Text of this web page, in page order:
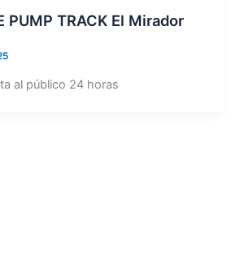
PUMP TRACK El Mirador
al público 24 horas